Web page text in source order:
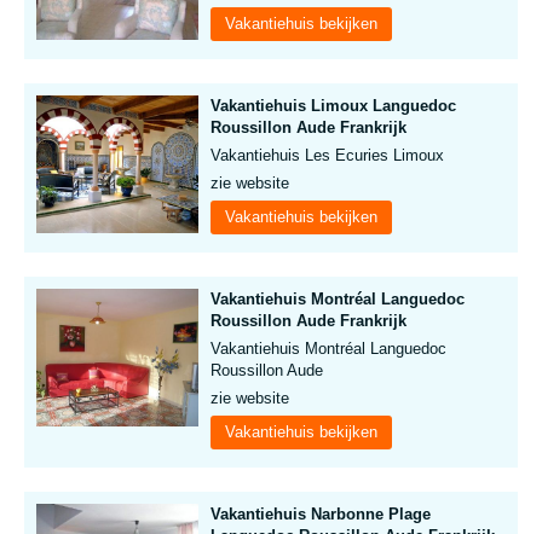
Vakantiehuis bekijken
Vakantiehuis Limoux Languedoc
Roussillon Aude Frankrijk
Vakantiehuis Les Ecuries Limoux
zie website
Vakantiehuis bekijken
Vakantiehuis Montréal Languedoc
Roussillon Aude Frankrijk
Vakantiehuis Montréal Languedoc
Roussillon Aude
zie website
Vakantiehuis bekijken
Vakantiehuis Narbonne Plage